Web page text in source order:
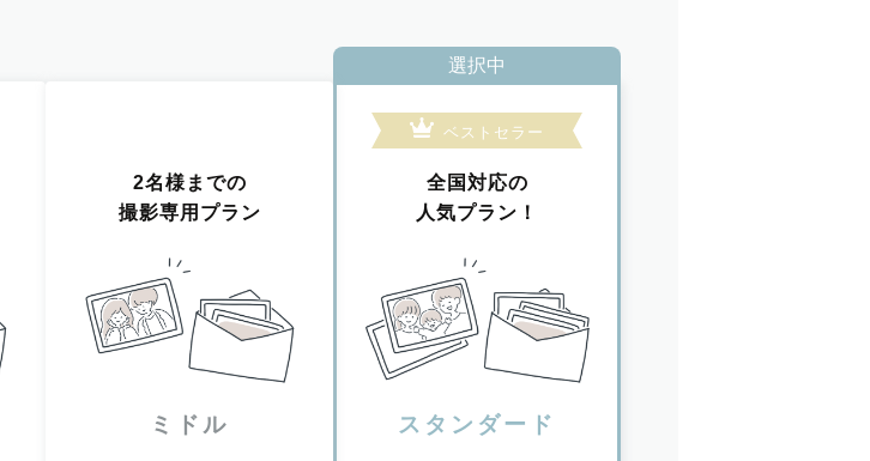
2名様までの
撮影専用プラン
ミドル
選択中
ベストセラー
全国対応の
人気プラン！
スタンダード